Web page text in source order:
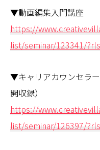
▼動画編集入門講座
https://
list/seminar/123341/?rls
▼キャリアカウンセラ
開収録）
https://
list/seminar/126397/?rls